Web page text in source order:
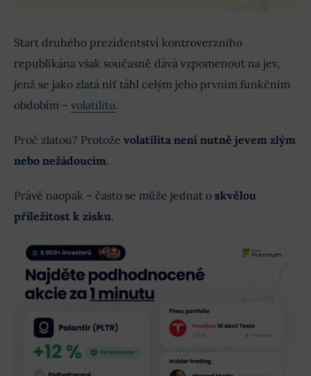
Start druhého prezidentství kontroverzního
republikána však současně dává vzpomenout na jev,
jenž se jako zlatá niť táhl celým jeho prvním funkčním
obdobím – volatilitu.
Proč zlatou? Protože volatilita není nutně jevem zlým
nebo nežádoucím.
Právě naopak – často se může jednat o skvělou
příležitost k zisku.